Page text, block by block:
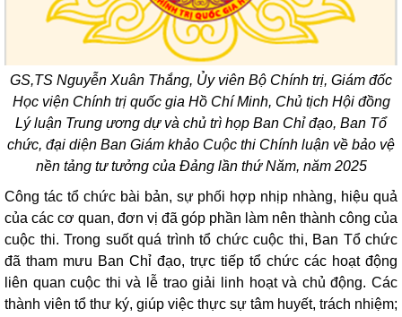
GS,TS Nguyễn Xuân Thắng, Ủy viên Bộ Chính trị, Giám đốc
Học viện Chính trị quốc gia Hồ Chí Minh, Chủ tịch Hội đồng
Lý luận Trung ương dự và chủ trì họp Ban Chỉ đạo, Ban Tổ
chức, đại diện Ban Giám khảo Cuộc thi Chính luận về bảo vệ
nền tảng tư tưởng của Đảng lần thứ Năm, năm 2025
Công tác tổ chức bài bản, sự phối hợp nhịp nhàng, hiệu quả
của các cơ quan, đơn vị đã góp phần làm nên thành công của
cuộc thi. Trong suốt quá trình tổ chức cuộc thi, Ban Tổ chức
đã tham mưu Ban Chỉ đạo, trực tiếp tổ chức các hoạt động
liên quan cuộc thi và lễ trao giải linh hoạt và chủ động. Các
thành viên tổ thư ký, giúp việc thực sự tâm huyết, trách nhiệm;